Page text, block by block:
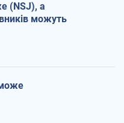
(NSJ), а
можуть
може